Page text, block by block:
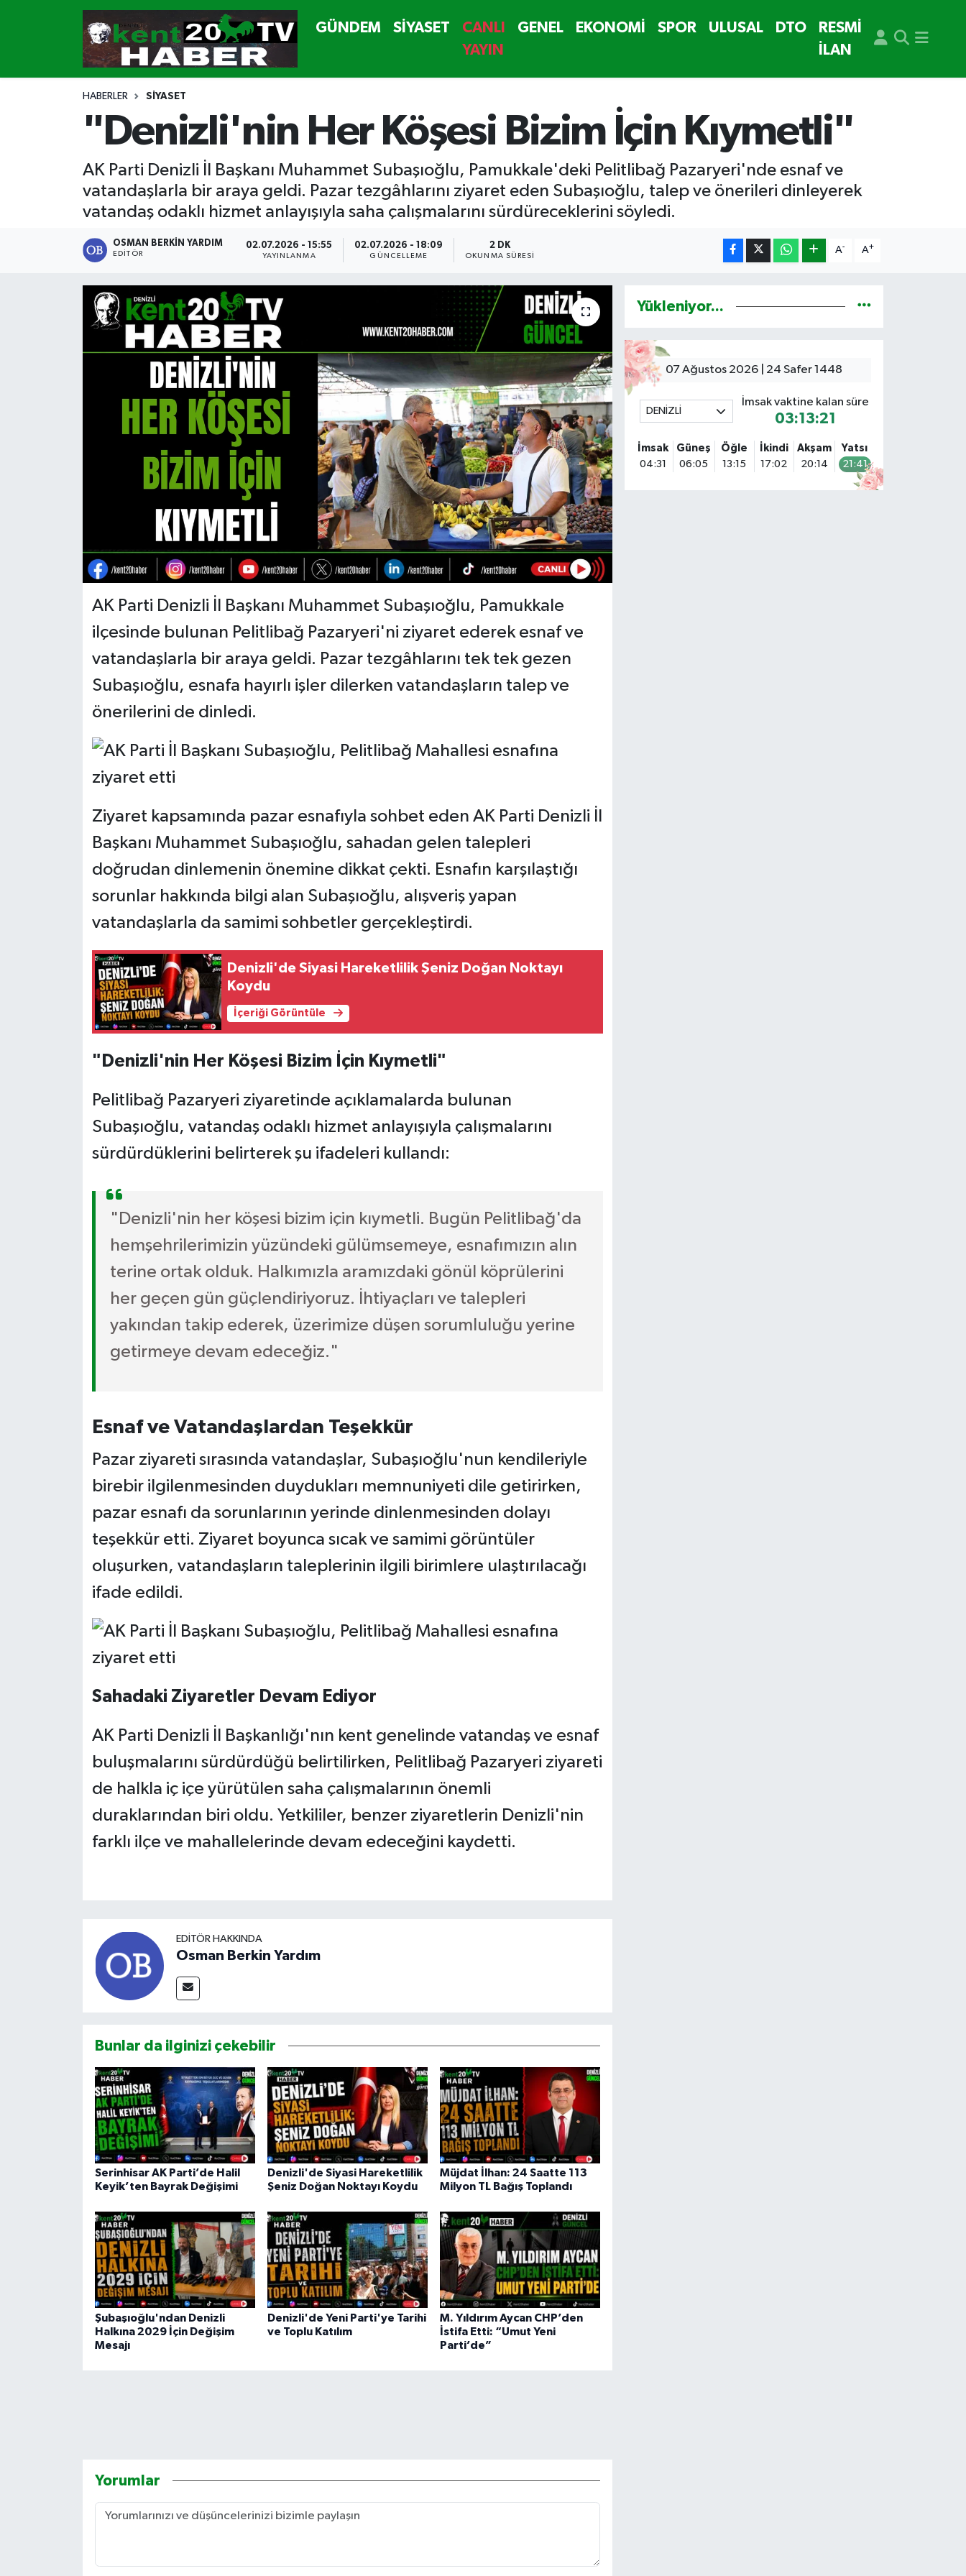
GÜNDEM SİYASET
CANLI
YAYIN
GENEL EKONOMİ SPOR ULUSAL DTO
RESMİ
İLAN
HABERLER SİYASET
"Denizli'nin Her Köşesi Bizim İçin Kıymetli"
AK Parti Denizli İl Başkanı Muhammet Subaşıoğlu, Pamukkale'deki Pelitlibağ Pazaryeri'nde esnaf ve
vatandaşlarla bir araya geldi. Pazar tezgâhlarını ziyaret eden Subaşıoğlu, talep ve önerileri dinleyerek
vatandaş odaklı hizmet anlayışıyla saha çalışmalarını sürdüreceklerini söyledi.
OSMAN BERKIN YARDIM
EDITÖR
02.07.2026 - 15:55
YAYINLANMA
02.07.2026 - 18:09
GÜNCELLEME
2 DK
OKUNMA SÜRESI
A- A+
AK Parti Denizli İl Başkanı Muhammet Subaşıoğlu, Pamukkale
ilçesinde bulunan Pelitlibağ Pazaryeri'ni ziyaret ederek esnaf ve
vatandaşlarla bir araya geldi. Pazar tezgâhlarını tek tek gezen
Subaşıoğlu, esnafa hayırlı işler dilerken vatandaşların talep ve
önerilerini de dinledi.
Ziyaret kapsamında pazar esnafıyla sohbet eden AK Parti Denizli İl
Başkanı Muhammet Subaşıoğlu, sahadan gelen talepleri
doğrudan dinlemenin önemine dikkat çekti. Esnafın karşılaştığı
sorunlar hakkında bilgi alan Subaşıoğlu, alışveriş yapan
vatandaşlarla da samimi sohbetler gerçekleştirdi.
Denizli'de Siyasi Hareketlilik Şeniz Doğan Noktayı
Koydu
İçeriği Görüntüle
"Denizli'nin Her Köşesi Bizim İçin Kıymetli"
Pelitlibağ Pazaryeri ziyaretinde açıklamalarda bulunan
Subaşıoğlu, vatandaş odaklı hizmet anlayışıyla çalışmalarını
sürdürdüklerini belirterek şu ifadeleri kullandı:
"Denizli'nin her köşesi bizim için kıymetli. Bugün Pelitlibağ'da
hemşehrilerimizin yüzündeki gülümsemeye, esnafımızın alın
terine ortak olduk. Halkımızla aramızdaki gönül köprülerini
her geçen gün güçlendiriyoruz. İhtiyaçları ve talepleri
yakından takip ederek, üzerimize düşen sorumluluğu yerine
getirmeye devam edeceğiz."
Esnaf ve Vatandaşlardan Teşekkür
Pazar ziyareti sırasında vatandaşlar, Subaşıoğlu'nun kendileriyle
birebir ilgilenmesinden duydukları memnuniyeti dile getirirken,
pazar esnafı da sorunlarının yerinde dinlenmesinden dolayı
teşekkür etti. Ziyaret boyunca sıcak ve samimi görüntüler
oluşurken, vatandaşların taleplerinin ilgili birimlere ulaştırılacağı
ifade edildi.
Sahadaki Ziyaretler Devam Ediyor
AK Parti Denizli İl Başkanlığı'nın kent genelinde vatandaş ve esnaf
buluşmalarını sürdürdüğü belirtilirken, Pelitlibağ Pazaryeri ziyareti
de halkla iç içe yürütülen saha çalışmalarının önemli
duraklarından biri oldu. Yetkililer, benzer ziyaretlerin Denizli'nin
farklı ilçe ve mahallelerinde devam edeceğini kaydetti.
EDITÖR HAKKINDA
Osman Berkin Yardım
Bunlar da ilginizi çekebilir
Serinhisar AK Parti’de Halil
Keyik’ten Bayrak Değişimi
Denizli'de Siyasi Hareketlilik
Şeniz Doğan Noktayı Koydu
Müjdat İlhan: 24 Saatte 113
Milyon TL Bağış Toplandı
Şubaşıoğlu'ndan Denizli
Halkına 2029 İçin Değişim
Mesajı
Denizli'de Yeni Parti'ye Tarihi
ve Toplu Katılım
M. Yıldırım Aycan CHP’den
İstifa Etti: “Umut Yeni
Parti’de”
Yorumlar
Yükleniyor...
07 Ağustos 2026 | 24 Safer 1448
DENİZLİ
İmsak vaktine kalan süre
03:13:20
İmsak
04:31
Güneş
06:05
Öğle
13:15
İkindi
17:02
Akşam
20:14
Yatsı
21:41
GÜNDEM
SİYASET
CANLI YAYIN
Denizli Nöbetçi Eczaneler
Denizli Hava Durumu
Denizli Namaz Vakitleri
Denizli Trafik Yoğunluk Haritası
Süper Lig Puan Durumu ve Fikstür
Tüm Manşetler
Haber Arşivi